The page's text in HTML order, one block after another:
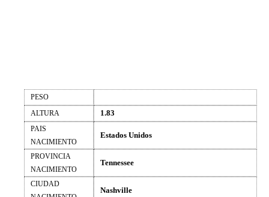
PESO
ALTURA
1.83
PAIS
NACIMIENTO
Estados Unidos
PROVINCIA
NACIMIENTO
Tennessee
CIUDAD
Nashville